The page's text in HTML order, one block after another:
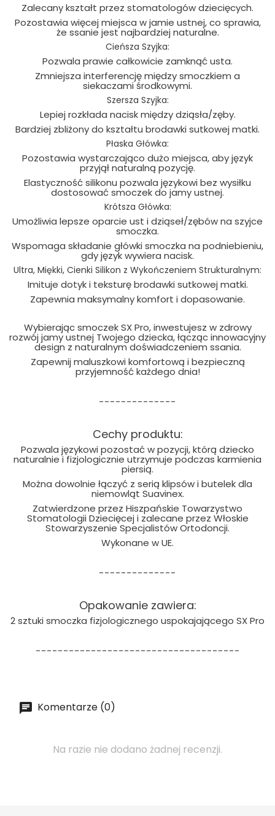
Zalecany kształt przez stomatologów dziecięcych.
Pozostawia więcej miejsca w jamie ustnej, co sprawia,
że ssanie jest najbardziej naturalne.
Cieńsza Szyjka:
Pozwala prawie całkowicie zamknąć usta.
Zmniejsza interferencję między smoczkiem a
siekaczami środkowymi.
Szersza Szyjka:
Lepiej rozkłada nacisk między dziąsła/zęby.
Bardziej zbliżony do kształtu brodawki sutkowej matki.
Płaska Główka:
Pozostawia wystarczająco dużo miejsca, aby język
przyjął naturalną pozycję.
Elastyczność silikonu pozwala językowi bez wysiłku
dostosować smoczek do jamy ustnej.
Krótsza Główka:
Umożliwia lepsze oparcie ust i dziąseł/zębów na szyjce
smoczka.
Wspomaga składanie główki smoczka na podniebieniu,
gdy język wywiera nacisk.
Ultra, Miękki, Cienki Silikon z Wykończeniem Strukturalnym:
Imituje dotyk i teksturę brodawki sutkowej matki.
Zapewnia maksymalny komfort i dopasowanie.
Wybierając smoczek SX Pro, inwestujesz w zdrowy
rozwój jamy ustnej Twojego dziecka, łącząc innowacyjny
design z naturalnym doświadczeniem ssania.
Zapewnij maluszkowi komfortową i bezpieczną
przyjemność każdego dnia!
--------------
Cechy produktu:
Pozwala językowi pozostać w pozycji, którą dziecko
naturalnie i fizjologicznie utrzymuje podczas karmienia
piersią.
Można dowolnie łączyć z serią klipsów i butelek dla
niemowląt Suavinex.
Zatwierdzone przez Hiszpańskie Towarzystwo
Stomatologii Dziecięcej i zalecane przez Włoskie
Stowarzyszenie Specjalistów Ortodoncji.
Wykonane w UE.
--------------
Opakowanie zawiera:
2 sztuki smoczka fizjologicznego uspokajającego SX Pro
-------------------------------------
Komentarze (0)
Na razie nie dodano żadnej recenzji.